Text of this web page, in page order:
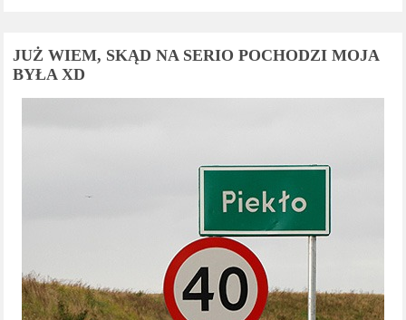
JUŻ WIEM, SKĄD NA SERIO POCHODZI MOJA
BYŁA XD